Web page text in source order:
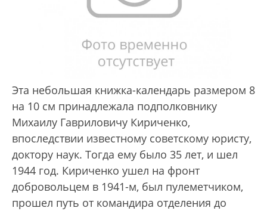
Эта небольшая книжка-календарь размером 8
на 10 см принадлежала подполковнику
Михаилу Гавриловичу Кириченко,
впоследствии известному советскому юристу,
доктору наук. Тогда ему было 35 лет, и шел
1944 год. Кириченко ушел на фронт
добровольцем в 1941-м, был пулеметчиком,
прошел путь от командира отделения до